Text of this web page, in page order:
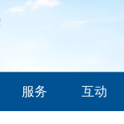
服务 互动